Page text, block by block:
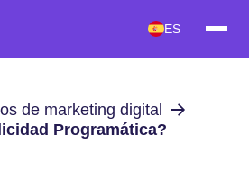
ES
de marketing digital
Programática?